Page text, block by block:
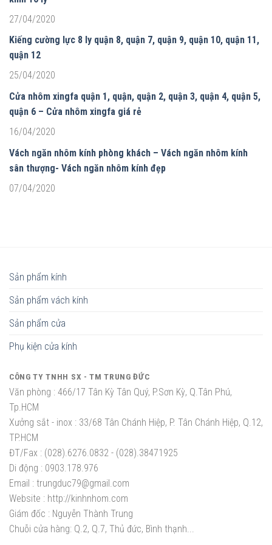
27/04/2020
Kiếng cường lực 8 ly quận 8, quận 7, quận 9, quận 10, quận 11,
quận 12
25/04/2020
Cửa nhôm xingfa quận 1, quận, quận 2, quận 3, quận 4, quận 5,
quận 6 – Cửa nhôm xingfa giá rẻ
16/04/2020
Vách ngăn nhôm kính phòng khách – Vách ngăn nhôm kính
sân thượng- Vách ngăn nhôm kính đẹp
07/04/2020
Sản phẩm kính
Sản phẩm vách kính
Sản phẩm cửa
Phụ kiện cửa kính
CÔNG TY TNHH SX - TM TRUNG ĐỨC
Văn phòng : 466/17 Tân Kỳ Tân Quý, P.Sơn Kỳ, Q.Tân Phú,
Tp.HCM
Xưởng sắt - inox : 33/68 Tân Chánh Hiệp, P. Tân Chánh Hiệp, Q.12,
TP.HCM
ĐT/Fax : (028).6276.0832 - (028).38471925
Di động : 0903.178.976
Email : trungduc79@gmail.com
Website : http://kinhnhom.com
Giám đốc : Nguyễn Thành Trung
Chuỗi cửa hàng: Q.2, Q.7, Thủ đức, Bình thạnh...